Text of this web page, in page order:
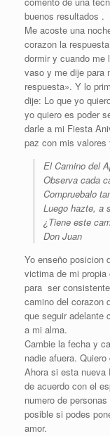
buenos resultados .
Me acoste una
corazon la
dormir y cuando me
vaso y me dije para
respuesta». Y lo
dije: Lo que yo
yo quiero es poder
darle a mi Fiesta
paz con mis valores
El Camino del
Observa cada
Compruebalo
Luego hazte, a
¿Tiene este
Don Juan
Yo enseño posicion
victima de mi propia
para ser
camino del corazon
que seguir adelante
a mi alma.
Cambie la fecha y
nadie afuera.
Ahora si esta
de acuerdo con el
numero de
posible si podes
amor.